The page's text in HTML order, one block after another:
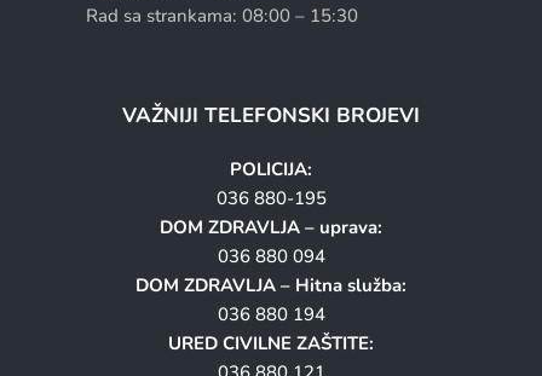
Rad sa strankama: 08:00 – 15:30
VAŽNIJI TELEFONSKI BROJEVI
POLICIJA:
036 880-195
DOM ZDRAVLJA – uprava:
036 880 094
DOM ZDRAVLJA – Hitna služba:
036 880 194
URED CIVILNE ZAŠTITE: